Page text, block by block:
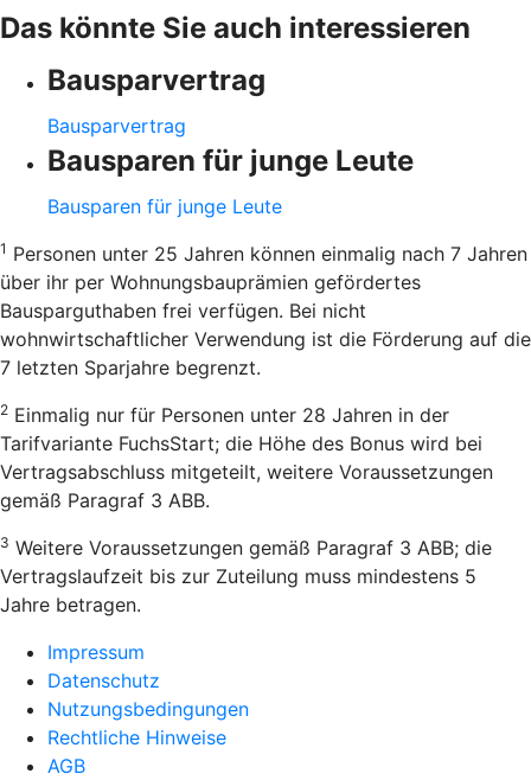
Das könnte Sie auch interessieren
Bausparvertrag
Bausparvertrag
Bausparen für junge Leute
Bausparen für junge Leute
1 Personen unter 25 Jahren können einmalig nach 7 Jahren
über ihr per Wohnungsbauprämien gefördertes
Bausparguthaben frei verfügen. Bei nicht
wohnwirtschaftlicher Verwendung ist die Förderung auf die
7 letzten Sparjahre begrenzt.
2 Einmalig nur für Personen unter 28 Jahren in der
Tarifvariante FuchsStart; die Höhe des Bonus wird bei
Vertragsabschluss mitgeteilt, weitere Voraussetzungen
gemäß Paragraf 3 ABB.
3 Weitere Voraussetzungen gemäß Paragraf 3 ABB; die
Vertragslaufzeit bis zur Zuteilung muss mindestens 5
Jahre betragen.
Impressum
Datenschutz
Nutzungsbedingungen
Rechtliche Hinweise
AGB